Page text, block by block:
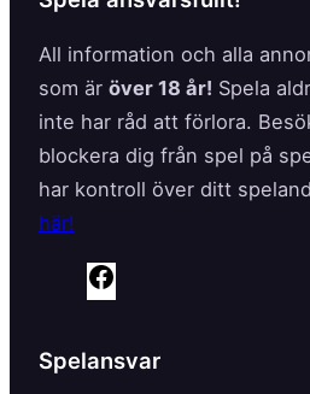
All information och alla
som är över 18 år! Spela
inte har råd att förlora.
blockera dig från spel på
har kontroll över ditt
här!
e
Spelansvar